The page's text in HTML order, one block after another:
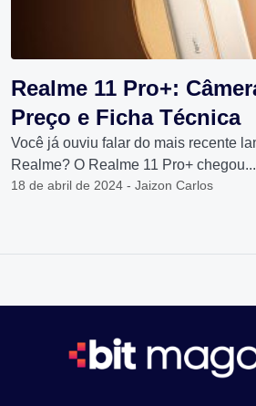
Realme 11 Pro+:
Preço e Ficha Técnica
Você já ouviu falar do mais recente
Realme? O Realme 11 Pro+ chegou...
18 de abril de 2024 - Jaizon Carlos